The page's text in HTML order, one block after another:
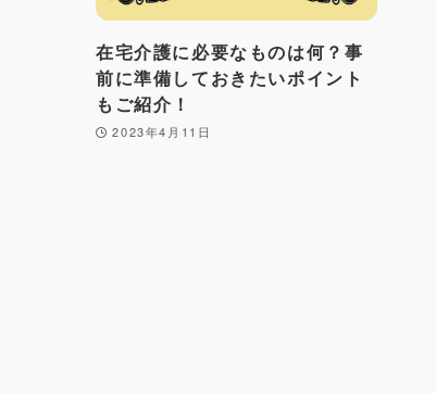
在宅介護に必要なものは何？事
前に準備しておきたいポイント
もご紹介！
2023年4月11日